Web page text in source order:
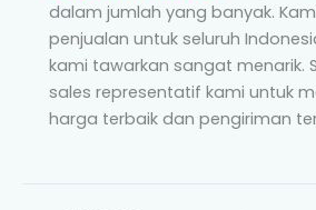
dalam jumlah yang banyak.
penjualan untuk seluruh
kami tawarkan sangat menarik.
sales representatif kami untuk
harga terbaik dan pengiriman